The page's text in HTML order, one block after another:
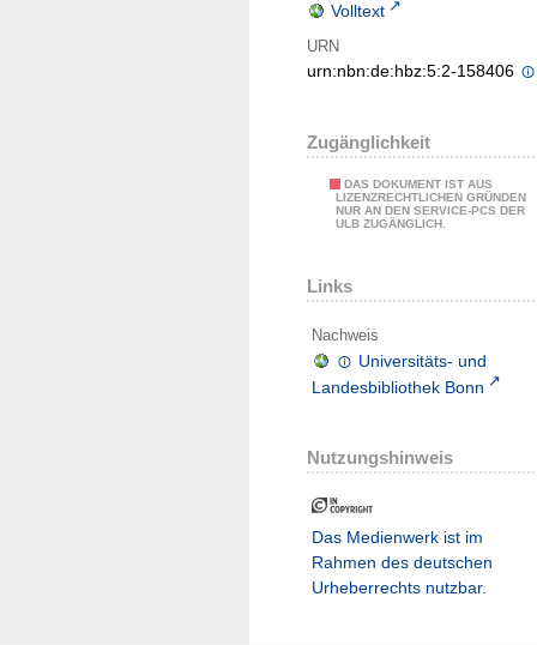
Volltext
URN
urn:nbn:de:hbz:5:2-158406
Zugänglichkeit
DAS DOKUMENT IST AUS
LIZENZRECHTLICHEN GRÜNDEN
NUR AN DEN SERVICE-PCS DER
ULB ZUGÄNGLICH.
Links
Nachweis
Universitäts- und
Landesbibliothek Bonn
Nutzungshinweis
Das Medienwerk ist im
Rahmen des deutschen
Urheberrechts nutzbar.